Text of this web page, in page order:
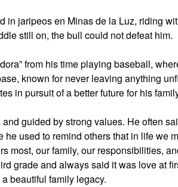
in jaripeos en Minas de la Luz, riding
still on, the bull could not defeat him.
from his time playing baseball,
known for never leaving anything
in pursuit of a better future for his
guided by strong values. He often
he used to remind others that in life we
most, our family, our responsibilities,
grade and always said it was love at
beautiful family legacy.